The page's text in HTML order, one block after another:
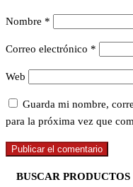
Nombre *
Correo electrónico *
Web
Guarda mi nombre,
para la próxima vez que
BUSCAR PRODUCTOS